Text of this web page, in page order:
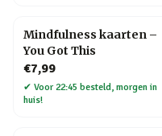
Mindfulness kaarten –
You Got This
€7,99
✔ Voor 22:45 besteld, morgen in
huis!